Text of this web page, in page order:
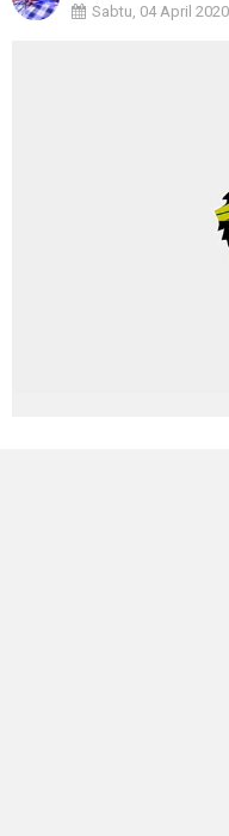
Sabtu, 04 April 2020